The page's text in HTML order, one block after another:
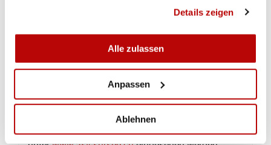
Details zeigen
Alle zulassen
Anpassen
Ablehnen
1. Berner Martin SV
Sempach mit 176 P. aus dem
Kombinationswettkampf.
Alle Ranglisten und weitere Infos können unter der